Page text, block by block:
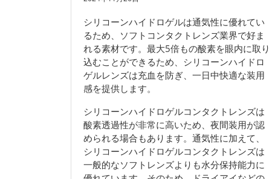
シリコーンハイドロゲルは通気性に優れてい
るため、ソフトコンタクトレンズ業界で好ま
れる素材です。最大5倍もの酸素を眼内に取り
込むことができるため、シリコーンハイドロ
ゲルレンズは充血を防ぎ、一日中快適な装用
感を提供します。
シリコーンハイドロゲルコンタクトレンズは
酸素透過性が非常に高いため、夜間装用が認
められる場合もあります。通気性に加えて、
シリコーンハイドロゲルコンタクトレンズは
一般的なソフトレンズよりも水分保持能力に